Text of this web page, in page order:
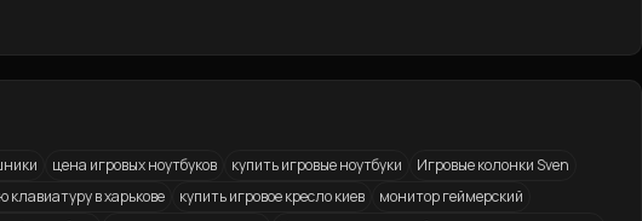
цена игровых ноутбуков купить игровые ноутбуки
Игровые колонки Sven
клавиатуру в харькове купить игровое кресло киев
монитор геймерский